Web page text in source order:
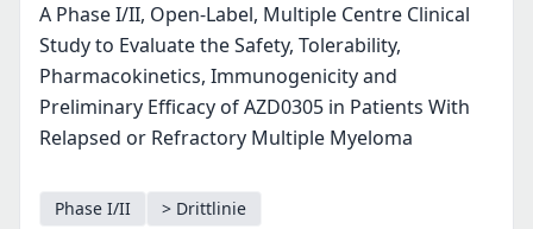
A Phase I/II, Open-Label, Multiple Centre Clinical
Study to Evaluate the Safety, Tolerability,
Pharmacokinetics, Immunogenicity and
Preliminary Efficacy of AZD0305 in Patients With
Relapsed or Refractory Multiple Myeloma
Phase I/II > Drittlinie